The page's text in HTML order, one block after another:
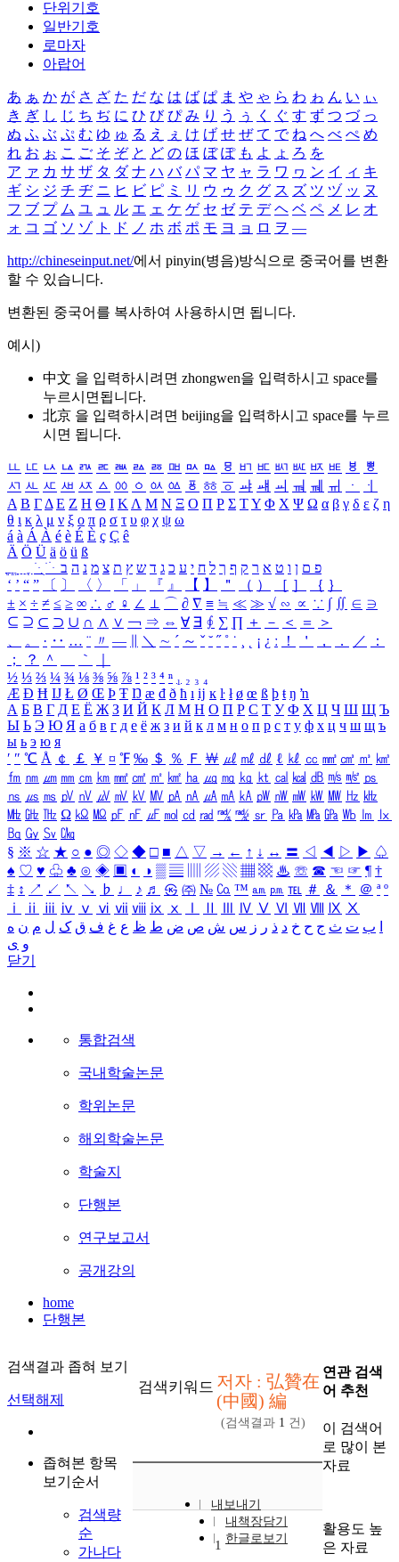
단위기호
일반기호
로마자
아랍어
あ ぁ か が さ ざ た だ な は ば ぱ ま や ゃ ら わ ゎ ん い ぃ
き ぎ し じ ち ぢ に ひ び ぴ み り う ぅ く ぐ す ず つ づ っ
ぬ ふ ぶ ぷ む ゆ ゅ る え ぇ け げ せ ぜ て で ね へ べ ぺ め
れ お ぉ こ ご そ ぞ と ど の ほ ぼ ぽ も よ ょ ろ を
ア ァ カ サ ザ タ ダ ナ ハ バ パ マ ヤ ャ ラ ワ ヮ ン イ ィ キ
ギ シ ジ チ ヂ ニ ヒ ビ ピ ミ リ ウ ゥ ク グ ス ズ ツ ヅ ッ ヌ
フ ブ プ ム ユ ュ ル エ ェ ケ ゲ セ ゼ テ デ ヘ ベ ペ メ レ オ
ォ コ ゴ ソ ゾ ト ド ノ ホ ボ ポ モ ヨ ョ ロ ヲ ―
http://chineseinput.net/에서 pinyin(병음)방식으로 중국어를 변환
할 수 있습니다.
변환된 중국어를 복사하여 사용하시면 됩니다.
예시)
中文 을 입력하시려면 zhongwen을 입력하시고 space를
누르시면됩니다.
北京 을 입력하시려면 beijing을 입력하시고 space를 누르
시면 됩니다.
ㅥ ㅦ ㅧ ㅨ ㅩ ㅪ ㅫ ㅬ ㅭ ㅮ ㅯ ㅰ ㅱ ㅲ ㅳ ㅴ ㅵ ㅶ ㅷ ㅸ
ㅹ
ㅺ ㅻ ㅼ ㅽ ㅾ ㅿ ㆀ ㆁ ㆂ ㆃ ㆄ ㆅ ㆆ ㆇ ㆈ ㆉ ㆊ ㆋ ㆌ ㆍ
ㆎ
Α Β ΓΔ Ε Ζ Η Θ Ι ΚΛ Μ Ν Ξ Ο Π Ρ Σ ΤΥ Φ Χ Ψ Ω α β γ δ ε ζ η
θ ι κ λ μ ν ξ ο π ρ σ τ υ φ χ ψ ω
á à Á À é è É È ç Ç ê
Ä Ö Ü ä ö ü ß
ִֶֹ ֻּ ׁׂ פ ם ן ו ט א ר ק ף ך ל ח י ע כ ג ד ש ץ ת צ מ נ ה ב
‘ ’ “ ” 〔 〕 〈 〉 「 」 『 』 【 】 ＂ （ ） ［ ］ ｛ ｝
± × ÷ ≠ ≤ ≥ ∞ ∴ ♂ ♀ ∠ ⊥ ⌒ ∂ ∇ ≡ ≒ ≪ ≫ √ ∽ ∝ ∵ ∫ ∬ ∈ ∋
⊆ ⊇ ⊂ ⊃ ∪ ∩ ∧ ∨ ￢ ⇒ ⇔ ∀ ∃ ∮ ∑ ∏ ＋ － ＜ ＝
＞
、
。 · ‥ … ¨ 〃 ― ＼ ∼ ´ ～ ˇ ˘ ˝ ˚ ˙ ¸ ¡ ¿ ː ！ ＇ ， ． ／
：
；
？ ＾ ｀
½ ⅓ ⅔ ¼ ¾ ⅛ ⅜ ⅝ ⅞ ¹ ² ³ ⁴ ⁿ ₁ ₂ ₃ ₄
Æ Ð Ħ Ĳ Ł Ø Œ Þ Ŧ Ŋ æ đ ð ħ ı ĳ ĸ ŀ ł ø œ ß þ ŧ ŋ ŉ
А Б В Г Д Е Ё Ж З И Й К Л М Н О П Р С Т У Ф Х Ц Ч Ш Щ Ъ
Ы Ь Э Ю Я а б в г д е ё ж з и й к л м н о п р с т у ф х ц ч ш щ ъ
ы ь э ю я
′ ″ ℃ Å ￠ ￡ ￥ ¤ ℉ ‰ ＄ ％ Ｆ ￦ ㎕ ㎖ ㎗ ℓ ㎘ ㏄ ㎣ ㎤ ㎥ ㎦
㎙ ㎚ ㎛ ㎜ ㎝ ㎞ ㎟ ㎠ ㎡ ㎢ ㏊ ㎍ ㎎ ㎏ ㏏ ㎈ ㎉ ㏈ ㎧ ㎨ ㎰
㎱ ㎲ ㎳ ㎴ ㎵ ㎶ ㎷ ㎸ ㎹ ㎀ ㎁ ㎂ ㎃ ㎄ ㎺ ㎻ ㎽ ㎾ ㎿ ㎐ ㎑
㎒ ㎓ ㎔ Ω ㏀ ㏁ ㎊ ㎋ ㎌ ㏖ ㏅ ㎭ ㎮ ㎯ ㏛ ㎩ ㎪ ㎫ ㎬ ㏝ ㏐
㏓
㏃ ㏉ ㏜ ㏆
§ ※ ☆ ★ ○ ● ◎ ◇ ◆ □ ■ △ ▽ → ← ↑ ↓ ↔ 〓 ◁ ◀ ▷ ▶ ♤
♠ ♡ ♥ ♧ ♣ ⊙ ◈ ▣ ◐ ◑ ▒ ▤ ▨ ▧ ▦ ▩ ♨ ☏ ☎ ☜ ☞ ¶ †
‡ ↕ ↗ ↙ ↖ ↘ ♭ ♩ ♪ ♬ ㉿ ㈜ № ㏇ ™ ㏂ ㏘ ℡ ＃ ＆ ＊ ＠ ª º
ⅰ
ⅱ ⅲ ⅳ ⅴ ⅵ ⅶ ⅷ ⅸ ⅹ Ⅳ Ⅴ Ⅵ Ⅶ Ⅷ Ⅸ Ⅹ
ب ت ث ج ح خ د ذ ر ز س ش ص ض ط ظ ع غ ف ق ک ل م ن ه
و ی
닫기
통합검색
국내학술논문
학위논문
해외학술논문
학술지
단행본
연구보고서
공개강의
home
단행본
검색결과 좁혀 보기
선택해제
좁혀본 항목
보기순서
검색량
순
가나다
검색키워드 저자 : 弘贊在
(中國) 編
(검색결과 1 건)
내보내기
내책장담기
한글로보기
1
연관 검색
어 추천
이 검색어
로 많이 본
자료
활용도 높
은 자료